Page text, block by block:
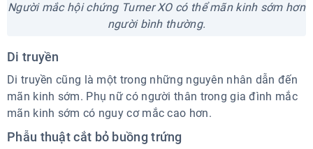
Người mắc hội chứng Turner XO có thể mãn kinh sớm hơn
người bình thường.
Di truyền
Di truyền cũng là một trong những nguyên nhân dẫn đến
mãn kinh sớm. Phụ nữ có người thân trong gia đình mắc
mãn kinh sớm có nguy cơ mắc cao hơn.
Phẫu thuật cắt bỏ buồng trứng